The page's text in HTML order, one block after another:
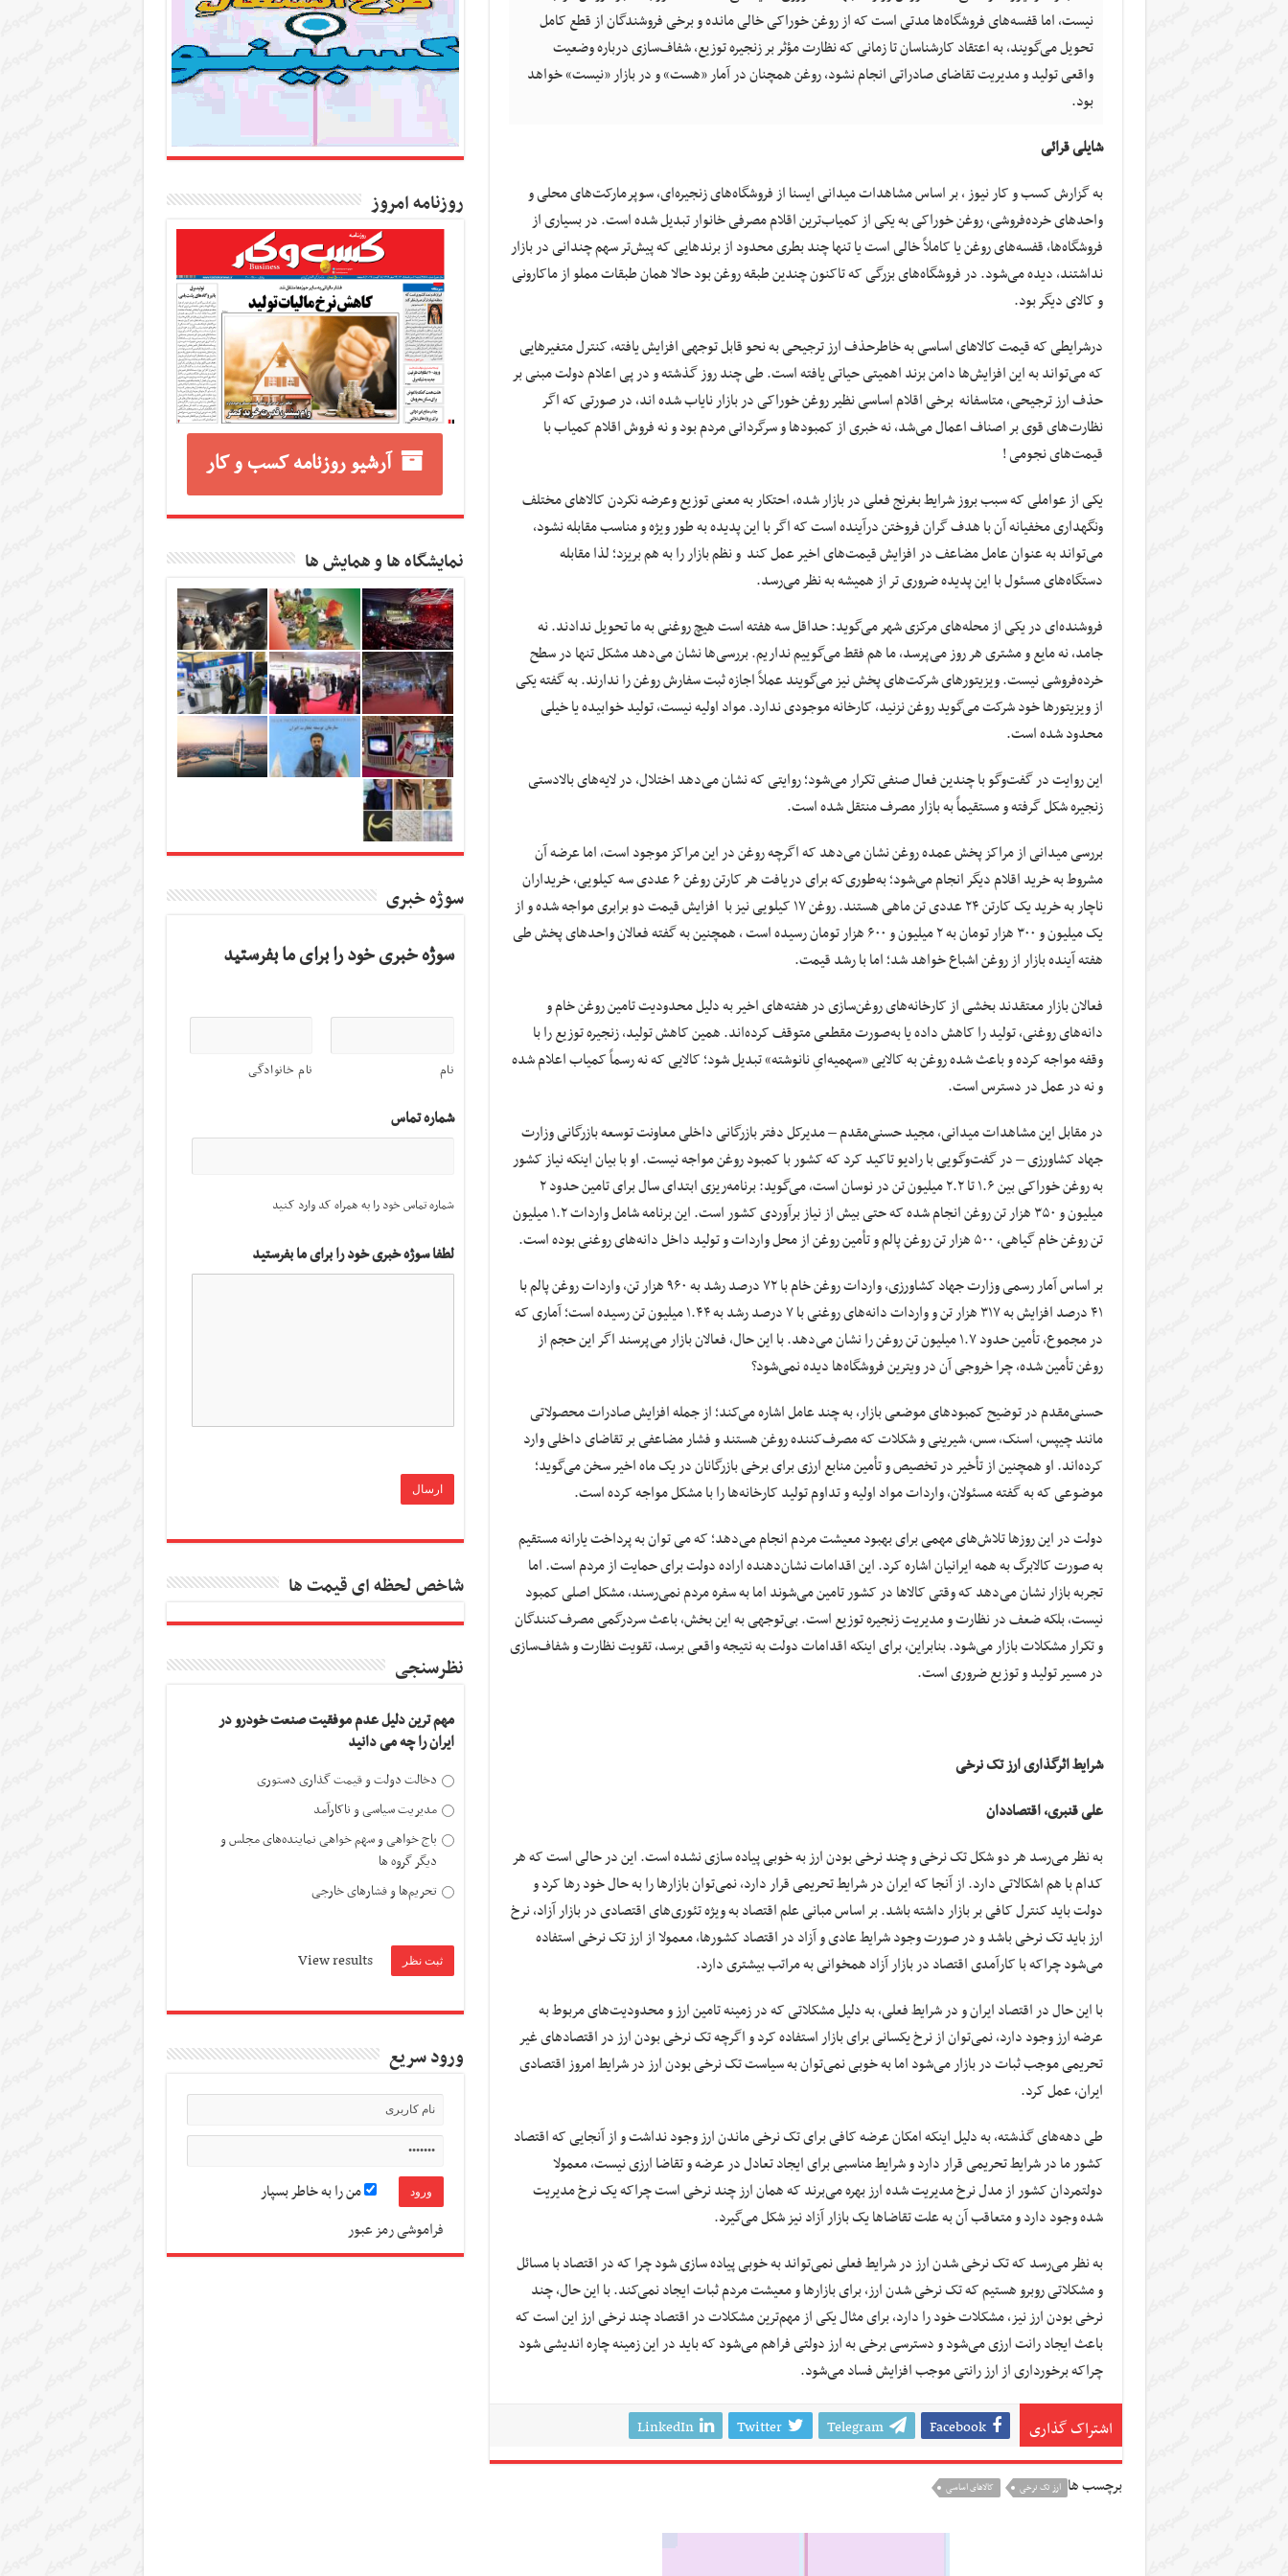
نیست، اما قفسه‌های فروشگاه‌ها مدتی است که از روغن خوراکی خالی مانده و برخی فروشندگان از قطع کامل
تحویل می‌گویند، به اعتقاد کارشناسان تا زمانی که نظارت مؤثر بر زنجیره توزیع، شفاف‌سازی درباره وضعیت
واقعی تولید و مدیریت تقاضای صادراتی انجام نشود، روغن همچنان در آمار «هست» و در بازار «نیست» خواهد
بود.
شایلی قرائی
به گزارش کسب و کار نیوز ، بر اساس مشاهدات میدانی ایسنا از فروشگاه‌های زنجیره‌ای، سوپرمارکت‌های محلی و
واحدهای خرده‌فروشی، روغن خوراکی به یکی از کمیاب‌ترین اقلام مصرفی خانوار تبدیل شده است. در بسیاری از
فروشگاه‌ها، قفسه‌های روغن یا کاملاً خالی است یا تنها چند بطری محدود از برندهایی که پیش‌تر سهم چندانی در بازار
نداشتند، دیده می‌شود. در فروشگاه‌های بزرگی که تاکنون چندین طبقه روغن بود حالا همان طبقات مملو از ماکارونی
و کالای دیگر بود.
درشرایطی که قیمت کالاهای اساسی به خاطرحذف ارز ترجیحی به نحو قابل توجهی افزایش یافته، کنترل متغیرهایی
که می‌تواند به این افزایش‌ها دامن بزند اهمیتی حیاتی یافته است. طی چند روز گذشته و در پی اعلام دولت مبنی بر
حذف ارز ترجیحی، متاسفانه برخی اقلام اساسی نظیر روغن خوراکی در بازار نایاب شده اند، در صورتی که اگر
نظارت‌های قوی بر اصناف اعمال می‌شد، نه خبری از کمبودها و سرگردانی مردم بود و نه فروش اقلام کمیاب با
قیمت‌های نجومی !
یکی از عواملی که سبب بروز شرایط بغرنج فعلی در بازار شده، احتکار به معنی توزیع وعرضه نکردن کالاهای مختلف
ونگهداری مخفیانه آن با هدف گران فروختن درآینده است که اگر با این پدیده به طور ویژه و مناسب مقابله نشود،
می‌تواند به عنوان عامل مضاعف در افزایش قیمت‌های اخیر عمل کند و نظم بازار را به هم بریزد؛ لذا مقابله
دستگاه‌های مسئول با این پدیده ضروری تر از همیشه به نظر می‌رسد.
فروشنده‌ای در یکی از محله‌های مرکزی شهر می‌گوید: حداقل سه هفته است هیچ روغنی به ما تحویل ندادند. نه
جامد، نه مایع و مشتری هر روز می‌پرسد، ما هم فقط می‌گوییم نداریم. بررسی‌ها نشان می‌دهد مشکل تنها در سطح
خرده‌فروشی نیست. ویزیتورهای شرکت‌های پخش نیز می‌گویند عملاً اجازه ثبت سفارش روغن را ندارند. به گفته یکی
از ویزیتورها خود شرکت می‌گوید روغن نزنید، کارخانه موجودی ندارد. مواد اولیه نیست، تولید خوابیده یا خیلی
محدود شده است.
این روایت در گفت‌وگو با چندین فعال صنفی تکرار می‌شود؛ روایتی که نشان می‌دهد اختلال، در لایه‌های بالادستی
زنجیره شکل گرفته و مستقیماً به بازار مصرف منتقل شده است.
بررسی میدانی از مراکز پخش عمده روغن نشان می‌دهد که اگرچه روغن در این مراکز موجود است، اما عرضه آن
مشروط به خرید اقلام دیگر انجام می‌شود؛ به‌طوری‌که برای دریافت هر کارتن روغن ۶ عددی سه کیلویی، خریداران
ناچار به خرید یک کارتن ۲۴ عددی تن ماهی هستند. روغن ۱۷ کیلویی نیز با افزایش قیمت دو برابری مواجه شده و از
یک میلیون و ۳۰۰ هزار تومان به ۲ میلیون و ۶۰۰ هزار تومان رسیده است ، همچنین به گفته فعالان واحدهای پخش طی
هفته آینده بازار از روغن اشباع خواهد شد؛ اما با رشد قیمت.
فعالان بازار معتقدند بخشی از کارخانه‌های روغن‌سازی در هفته‌های اخیر به دلیل محدودیت تامین روغن خام و
دانه‌های روغنی، تولید را کاهش داده یا به‌صورت مقطعی متوقف کرده‌اند. همین کاهش تولید، زنجیره توزیع را با
وقفه مواجه کرده و باعث شده روغن به کالایی «سهمیه‌ایِ نانوشته» تبدیل شود؛ کالایی که نه رسماً کمیاب اعلام شده
و نه در عمل در دسترس است.
در مقابل این مشاهدات میدانی، مجید حسنی‌مقدم – مدیرکل دفتر بازرگانی داخلی معاونت توسعه بازرگانی وزارت
جهاد کشاورزی – در گفت‌وگویی با رادیو تاکید کرد که کشور با کمبود روغن مواجه نیست. او با بیان اینکه نیاز کشور
به روغن خوراکی بین ۱.۶ تا ۲.۲ میلیون تن در نوسان است، می‌گوید: برنامه‌ریزی ابتدای سال برای تامین حدود ۲
میلیون و ۳۵۰ هزار تن روغن انجام شده که حتی بیش از نیاز برآوردی کشور است. این برنامه شامل واردات ۱.۲ میلیون
تن روغن خام گیاهی، ۵۰۰ هزار تن روغن پالم و تأمین روغن از محل واردات و تولید داخل دانه‌های روغنی بوده است.
بر اساس آمار رسمی وزارت جهاد کشاورزی، واردات روغن خام با ۷۲ درصد رشد به ۹۶۰ هزار تن، واردات روغن پالم با
۴۱ درصد افزایش به ۳۱۷ هزار تن و واردات دانه‌های روغنی با ۷ درصد رشد به ۱.۴۴ میلیون تن رسیده است؛ آماری که
در مجموع، تأمین حدود ۱.۷ میلیون تن روغن را نشان می‌دهد. با این حال، فعالان بازار می‌پرسند اگر این حجم از
روغن تأمین شده، چرا خروجی آن در ویترین فروشگاه‌ها دیده نمی‌شود؟
حسنی‌مقدم در توضیح کمبودهای موضعی بازار، به چند عامل اشاره می‌کند؛ از جمله افزایش صادرات محصولاتی
مانند چیپس، اسنک، سس، شیرینی و شکلات که مصرف‌کننده روغن هستند و فشار مضاعفی بر تقاضای داخلی وارد
کرده‌اند. او همچنین از تأخیر در تخصیص و تأمین منابع ارزی برای برخی بازرگانان در یک ماه اخیر سخن می‌گوید؛
موضوعی که به گفته مسئولان، واردات مواد اولیه و تداوم تولید کارخانه‌ها را با مشکل مواجه کرده است.
دولت در این روزها تلاش‌های مهمی برای بهبود معیشت مردم انجام می‌دهد؛ که می توان به پرداخت یارانه مستقیم
به صورت کالابرگ به همه ایرانیان اشاره کرد. این اقدامات نشان‌دهنده اراده دولت برای حمایت از مردم است. اما
تجربه بازار نشان می‌دهد که وقتی کالاها در کشور تامین می‌شوند اما به سفره مردم نمی‌رسند، مشکل اصلی کمبود
نیست، بلکه ضعف در نظارت و مدیریت زنجیره توزیع است. بی‌توجهی به این بخش، باعث سردرگمی مصرف‌کنندگان
و تکرار مشکلات بازار می‌شود. بنابراین، برای اینکه اقدامات دولت به نتیجه واقعی برسد، تقویت نظارت و شفاف‌سازی
در مسیر تولید و توزیع ضروری است.
شرایط اثرگذاری ارز تک نرخی
علی قنبری، اقتصاددان
به نظر می‌رسد هر دو شکل تک نرخی و چند نرخی بودن ارز به خوبی پیاده سازی نشده است. این در حالی است که هر
کدام با هم اشکالاتی دارد. از آنجا که ایران در شرایط تحریمی قرار دارد، نمی‌توان بازارها را به حال خود رها کرد و
دولت باید کنترل کافی بر بازار داشته باشد. بر اساس مبانی علم اقتصاد به ویژه تئوری‌های اقتصادی در بازار آزاد، نرخ
ارز باید تک نرخی باشد و در صورت وجود شرایط عادی و آزاد در اقتصاد کشورها، معمولا از ارز تک نرخی استفاده
می‌شود چراکه با کارآمدی اقتصاد در بازار آزاد همخوانی به مراتب بیشتری دارد.
با این حال در اقتصاد ایران و در شرایط فعلی، به دلیل مشکلاتی که در زمینه تامین ارز و محدودیت‌های مربوط به
عرضه ارز وجود دارد، نمی‌توان از نرخ یکسانی برای بازار استفاده کرد و اگرچه تک نرخی بودن ارز در اقتصادهای غیر
تحریمی موجب ثبات در بازار می‌شود اما به خوبی نمی‌توان به سیاست تک نرخی بودن ارز در شرایط امروز اقتصادی
ایران، عمل کرد.
طی دهه‌های گذشته، به دلیل اینکه امکان عرضه کافی برای تک نرخی ماندن ارز وجود نداشت و از آنجایی که اقتصاد
کشور ما در شرایط تحریمی قرار دارد و شرایط مناسبی برای ایجاد تعادل در عرضه و تقاضا ارزی نیست، معمولا
دولتمردان کشور از مدل نرخ مدیریت شده ارز بهره می‌برند که همان ارز چند نرخی است چراکه یک نرخ مدیریت
شده وجود دارد و متعاقب آن به علت تقاضاها یک بازار آزاد نیز شکل می‌گیرد.
به نظر می‌رسد که تک نرخی شدن ارز در شرایط فعلی نمی‌تواند به خوبی پیاده سازی شود چرا که در اقتصاد با مسائل
و مشکلاتی روبرو هستیم که تک نرخی شدن ارز، برای بازارها و معیشت مردم ثبات ایجاد نمی‌کند. با این حال، چند
نرخی بودن ارز نیز، مشکلات خود را دارد، برای مثال یکی از مهم‌ترین مشکلات در اقتصاد چند نرخی ارز این است که
باعث ایجاد رانت ارزی می‌شود و دسترسی برخی به ارز دولتی فراهم می‌شود که باید در این زمینه چاره اندیشی شود
چراکه برخورداری از ارز رانتی موجب افزایش فساد می‌شود.
اشتراک گذاری Facebook
Telegram
Twitter
LinkedIn
برچسب ها ارز تک نرخی کالاهای اساسی
روزنامه امروز
آرشیو روزنامه کسب و کار
نمایشگاه ها و همایش ها
سوژه خبری
سوژه خبری خود را برای ما بفرستید
نام نام خانوادگی
شماره تماس
شماره تماس خود را به همراه کد وارد کنید
لطفا سوژه خبری خود را برای ما بفرستید
شاخص لحظه ای قیمت ها
نظرسنجی
مهم ترین دلیل عدم موفقیت صنعت خودرو در
ایران را چه می دانید
دخالت دولت و قیمت گذاری دستوری
مدیریت سیاسی و ناکارآمد
باج خواهی و سهم خواهی نماینده‌های مجلس و
دیگر گروه ها
تحریم‌ها و فشارهای خارجی
View results
ورود سریع
من را به خاطر بسپار
فراموشی رمز عبور